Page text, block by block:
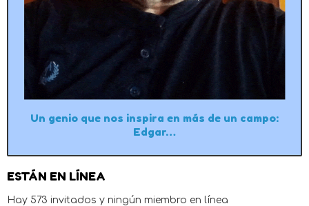
Un genio que nos inspira en más de un campo:
Edgar…
ESTÁN EN LÍNEA
Hay 573 invitados y ningún miembro en línea